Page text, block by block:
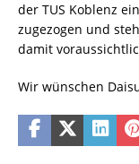
der TUS Koblenz
zugezogen und
damit
Wir wünschen